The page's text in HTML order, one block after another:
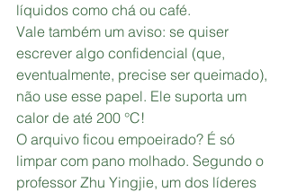
líquidos como chá ou café.
Vale também um aviso: se quiser
escrever algo confidencial (que,
eventualmente, precise ser queimado),
não use esse papel. Ele suporta um
calor de até 200 °C!
O arquivo ficou empoeirado? É só
limpar com pano molhado. Segundo o
professor Zhu Yingjie, um dos líderes